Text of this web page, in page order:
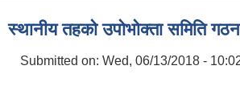
स्थानीय तहको उपोभोक्ता समिति
Submitted on: Wed, 06/13/2018 -